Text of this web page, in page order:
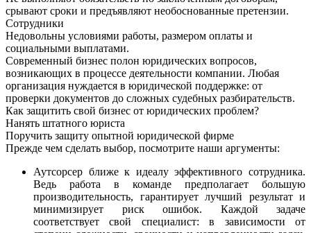
срывают сроки и предъявляют необоснованные претензии.
Сотрудники
Недовольны условиями работы, размером оплаты и
социальными выплатами.
Современный бизнес полон юридических вопросов,
возникающих в процессе деятельности компании. Любая
организация нуждается в юридической поддержке: от
проверки документов до сложных судебных разбирательств.
Как защитить свой бизнес от юридических проблем?
Нанять штатного юриста
Поручить защиту опытной юридической фирме
Прежде чем сделать выбор, посмотрите наши аргументы:
Аутсорсер ближе к идеалу эффективного сотрудника.
Ведь работа в команде предполагает большую
производительность, гарантирует лучший результат и
минимизирует риск ошибок. Каждой задаче
соответствует свой специалист: в зависимости от